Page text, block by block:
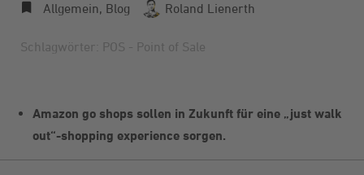
Allgemein, Blog Roland Lienerth
Schlagwörter: POS - Point of Sale
Amazon go shops sollen in Zukunft für eine „just walk
out“-shopping experience sorgen.